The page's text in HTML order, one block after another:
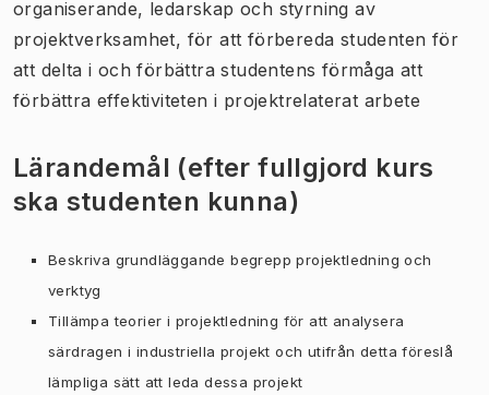
organiserande, ledarskap och styrning av
projektverksamhet, för att förbereda studenten för
att delta i och förbättra studentens förmåga att
förbättra effektiviteten i projektrelaterat arbete
Lärandemål (efter fullgjord kurs
ska studenten kunna)
Beskriva grundläggande begrepp projektledning och
verktyg
Tillämpa teorier i projektledning för att analysera
särdragen i industriella projekt och utifrån detta föreslå
lämpliga sätt att leda dessa projekt